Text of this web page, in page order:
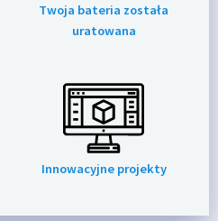
Twoja bateria została
uratowana
Innowacyjne projekty